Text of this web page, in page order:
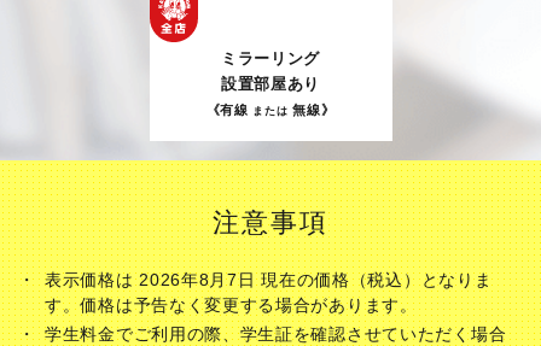
ミラーリング
設置部屋あり
《有線 または 無線》